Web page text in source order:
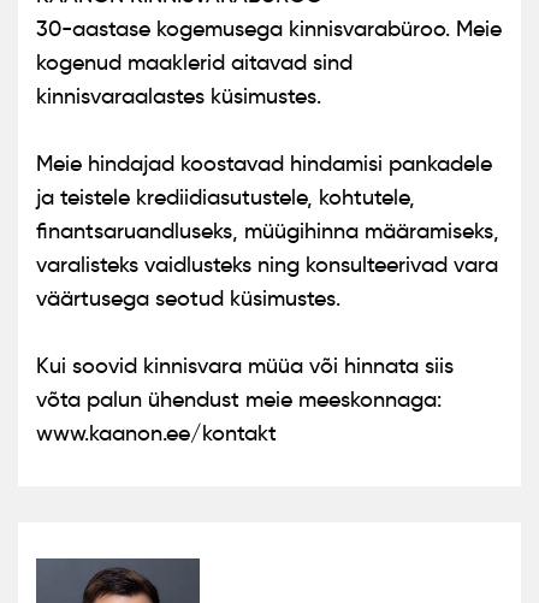
30-aastase kogemusega kinnisvarabüroo. Meie
kogenud maaklerid aitavad sind
kinnisvaraalastes küsimustes.
Meie hindajad koostavad hindamisi pankadele
ja teistele krediidiasutustele, kohtutele,
finantsaruandluseks, müügihinna määramiseks,
varalisteks vaidlusteks ning konsulteerivad vara
väärtusega seotud küsimustes.
Kui soovid kinnisvara müüa või hinnata siis
võta palun ühendust meie meeskonnaga:
www.kaanon.ee/kontakt